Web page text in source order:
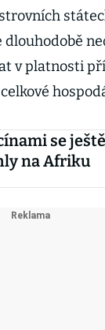
v platnosti
se
na Afriku